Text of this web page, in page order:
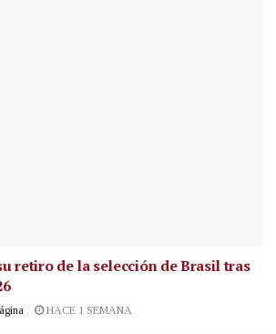
retiro de la selección de Brasil tras
HACE 1 SEMANA